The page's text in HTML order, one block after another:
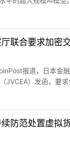
联合要求加密
报道，日本金
JVCEA）发函，要
项具体要求，包括提
格核对身份证明文件
诈骗和“杀猪盘”骗局
防范处置虚拟